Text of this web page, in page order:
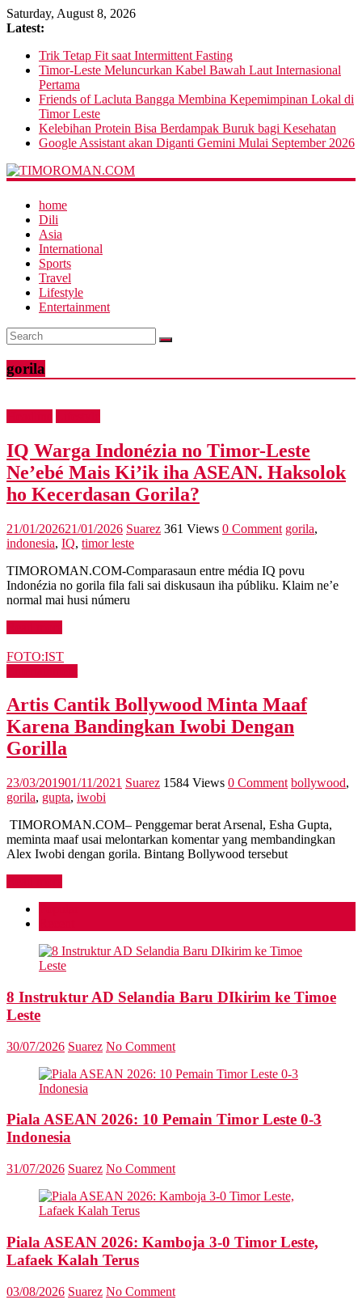
Saturday, August 8, 2026
Latest:
Trik Tetap Fit saat Intermittent Fasting
Timor-Leste Meluncurkan Kabel Bawah Laut Internasional
Pertama
Friends of Lacluta Bangga Membina Kepemimpinan Lokal di
Timor Leste
Kelebihan Protein Bisa Berdampak Buruk bagi Kesehatan
Google Assistant akan Diganti Gemini Mulai September 2026
home
Dili
Asia
International
Sports
Travel
Lifestyle
Entertainment
gorila
IQ Warga Indonézia no Timor-Leste
Ne’ebé Mais Ki’ik iha ASEAN. Haksolok
ho Kecerdasan Gorila?
21/01/202621/01/2026 Suarez 361 Views 0 Comment gorila,
indonesia, IQ, timor leste
TIMOROMAN.COM-Comparasaun entre média IQ povu
Indonézia no gorila fila fali sai diskusaun iha públiku. Klaim ne’e
normal mai husi númeru
FOTO:IST
Artis Cantik Bollywood Minta Maaf
Karena Bandingkan Iwobi Dengan
Gorilla
23/03/201901/11/2021 Suarez 1584 Views 0 Comment bollywood,
gorila, gupta, iwobi
TIMOROMAN.COM– Penggemar berat Arsenal, Esha Gupta,
meminta maaf usai melontarkan komentar yang membandingkan
Alex Iwobi dengan gorila. Bintang Bollywood tersebut
8 Instruktur AD Selandia Baru DIkirim ke Timoe
Leste
30/07/2026 Suarez No Comment
Piala ASEAN 2026: 10 Pemain Timor Leste 0-3
Indonesia
31/07/2026 Suarez No Comment
Piala ASEAN 2026: Kamboja 3-0 Timor Leste,
Lafaek Kalah Terus
03/08/2026 Suarez No Comment